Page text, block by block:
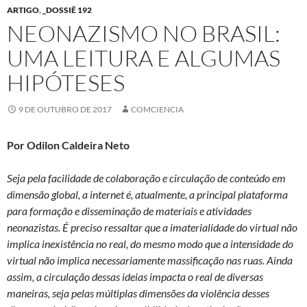
ARTIGO, _DOSSIÊ 192
NEONAZISMO NO BRASIL:
UMA LEITURA E ALGUMAS
HIPÓTESES
9 DE OUTUBRO DE 2017 COMCIENCIA
Por Odilon Caldeira Neto
Seja pela facilidade de colaboração e circulação de conteúdo em
dimensão global, a internet é, atualmente, a principal plataforma
para formação e disseminação de materiais e atividades
neonazistas. É preciso ressaltar que a imaterialidade do virtual não
implica inexistência no real, do mesmo modo que a intensidade do
virtual não implica necessariamente massificação nas ruas. Ainda
assim, a circulação dessas ideias impacta o real de diversas
maneiras, seja pelas múltiplas dimensões da violência desses